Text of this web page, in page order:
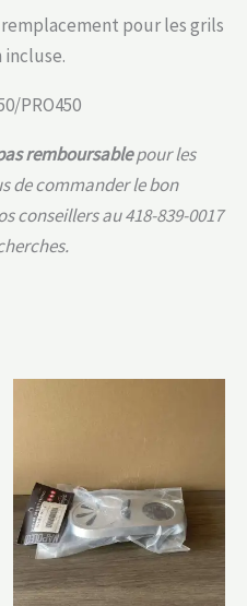
pour les grils
incluse.
PRO450
remboursablepour les
de commander le bon
conseillers au 418-839-0017